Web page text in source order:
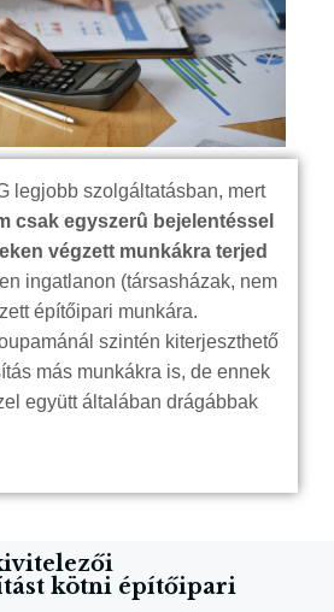
legjobb szolgáltatásban, mert
csak egyszerû bejelentéssel
végzett munkákra terjed
ingatlanon (társasházak, nem
építőipari munkára.
szintén kiterjeszthető
más munkákra is, de ennek
együtt általában drágábbak
kötni építőipari